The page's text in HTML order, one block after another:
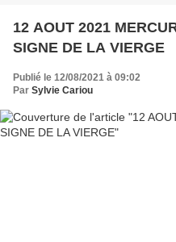
12 AOUT 2021
SIGNE DE LA VIERGE
Publié le 12/08/2021 à 09:02
Par Sylvie Cariou